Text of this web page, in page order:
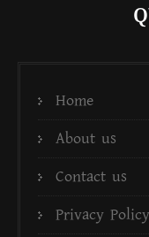
Home
About us
Contact us
Privacy Policy